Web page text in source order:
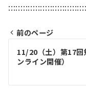
投
稿
ナ
前のページ
11/20（土）第17回
ンライン開催）